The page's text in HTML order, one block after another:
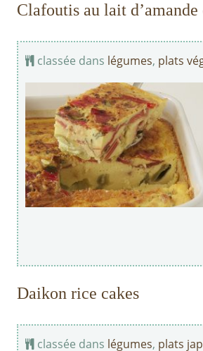
Clafoutis au lait
classée dans légumes, plats
Daikon rice cakes
classée dans légumes, plats